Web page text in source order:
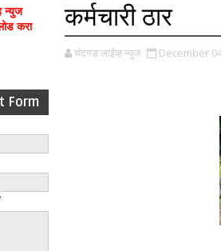
न्युज
करा
Form
कर्मचारी ठार
चंदगड लाईव्ह न्युज December